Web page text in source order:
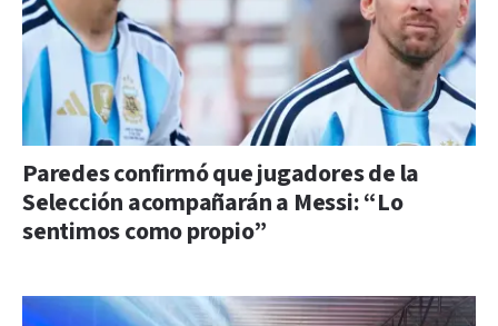
Paredes confirmó que jugadores de la
Selección acompañarán a Messi: “Lo
sentimos como propio”